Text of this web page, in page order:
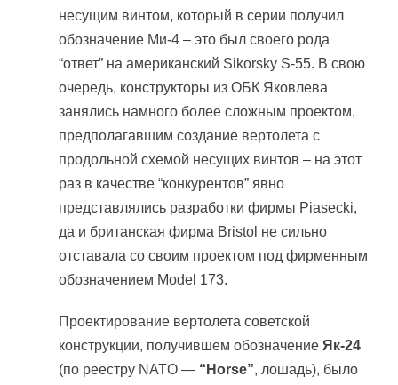
несущим винтом, который в серии получил
обозначение Ми-4 – это был своего рода
“ответ” на американский Sikorsky S-55. В свою
очередь, конструкторы из ОБК Яковлева
занялись намного более сложным проектом,
предполагавшим создание вертолета с
продольной схемой несущих винтов – на этот
раз в качестве “конкурентов” явно
представлялись разработки фирмы Piasecki,
да и британская фирма Bristol не сильно
отставала со своим проектом под фирменным
обозначением Model 173.
Проектирование вертолета советской
конструкции, получившем обозначение Як-24
(по реестру NATO — “Horse”, лошадь), было